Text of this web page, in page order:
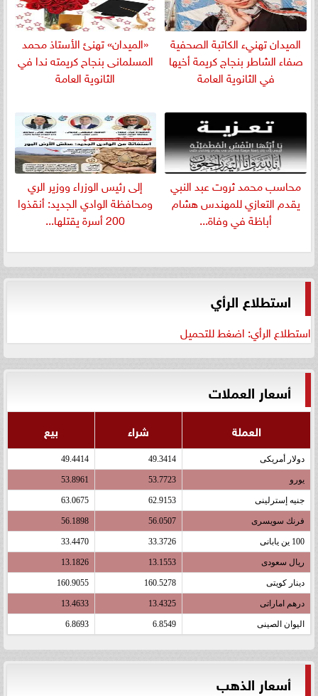
الميدان تهنيء الكاتبة الصحفية
صفاء الشاطر بنجاج كريمة أخيها
في الثانوية العامة
«الميدان» تهنئ الأستاذ محمد
المسلمانى بنجاح كريمته ندا في
الثانوية العامة
​محاسب محمد ثروت عبد النبي
يقدم التعازي للمهندس هشام
أباظة في وفاة...
إلى رئيس الوزراء ووزير الري
ومحافظة الوادي الجديد: أنقذوا
200 أسرة يقتلها...
استطلاع الرأي
استطلاع الرأي: اضغط للتحميل
أسعار العملات
العملة شراء بيع
دولار أمريكى 49.3414
49.4414
يورو 53.7723
53.8961
جنيه إسترلينى 62.9153
63.0675
فرنك سويسرى 56.0507
56.1898
100 ين يابانى 33.3726
33.4470
ريال سعودى 13.1553
13.1826
دينار كويتى 160.5278
160.9055
درهم اماراتى 13.4325
13.4633
اليوان الصينى 6.8549
6.8693
أسعار الذهب